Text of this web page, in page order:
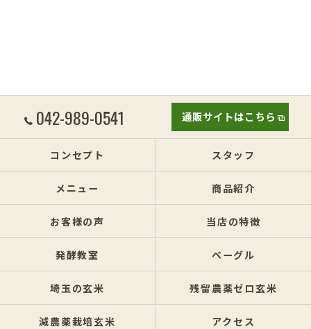
042-989-0541 通販サイトはこちら
コンセプト スタッフ
メニュー 商品紹介
お客様の声 当店の特徴
発酵教室 ベーグル
埼玉の玄米 残留農薬ゼロ玄米
減農薬栽培玄米 アクセス